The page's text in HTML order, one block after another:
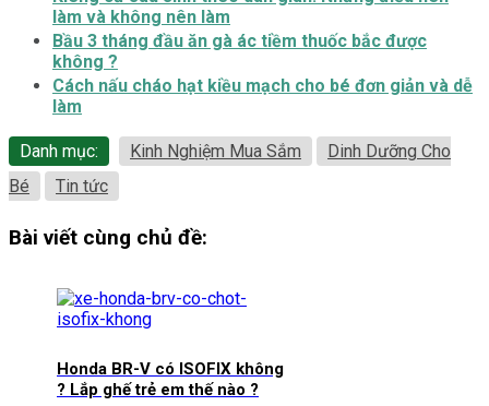
làm và không nên làm
Bầu 3 tháng đầu ăn gà ác tiềm thuốc bắc được
không ?
Cách nấu cháo hạt kiều mạch cho bé đơn giản và dễ
làm
Danh mục: Kinh Nghiệm Mua Sắm
Dinh Dưỡng Cho
Bé
Tin tức
Bài viết cùng chủ đề:
Honda BR-V có ISOFIX không
? Lắp ghế trẻ em thế nào ?